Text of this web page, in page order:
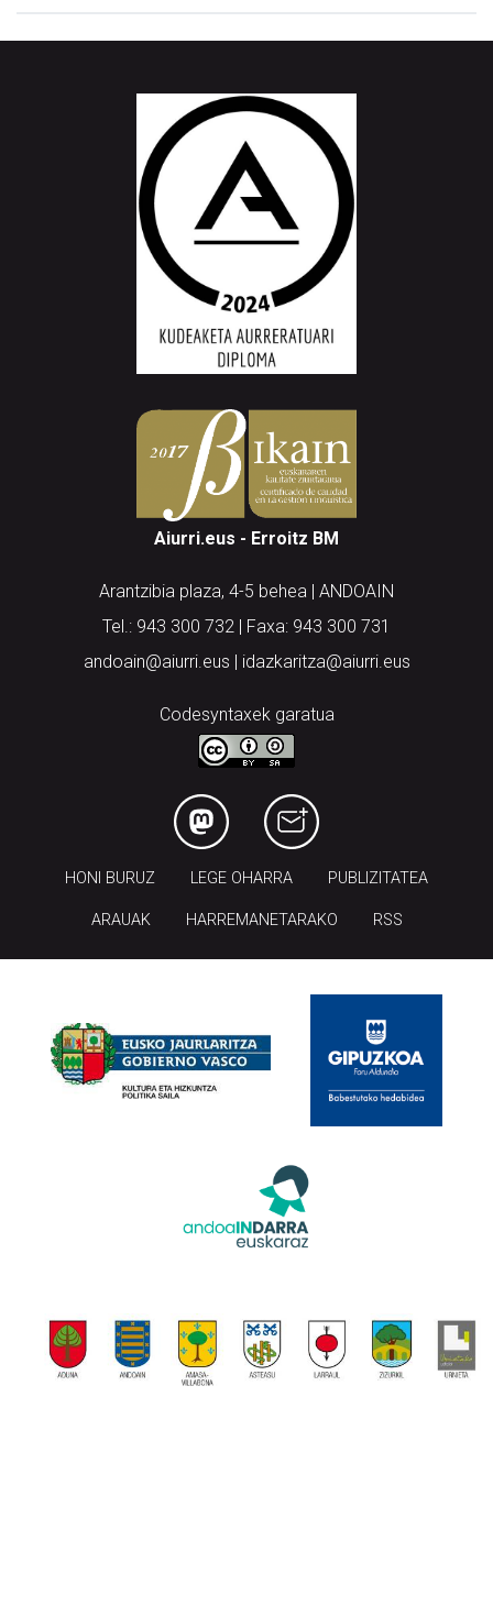
Aiurri.eus - Erroitz BM
Arantzibia plaza, 4-5 behea | ANDOAIN
Tel.: 943 300 732 | Faxa: 943 300 731
andoain@aiurri.eus | idazkaritza@aiurri.eus
Codesyntaxek garatua
HONI BURUZ LEGE OHARRA PUBLIZITATEA
ARAUAK HARREMANETARAKO RSS